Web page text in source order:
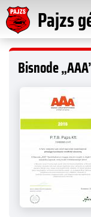
Pajzs
Bisnode